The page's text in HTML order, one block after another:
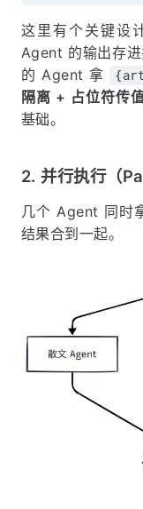
这里有个关键设
Agent 的输出存
的 Agent 拿
隔离 + 占位符传
基础。
2. 并行执行（
几个 Agent 同时
结果合到一起。